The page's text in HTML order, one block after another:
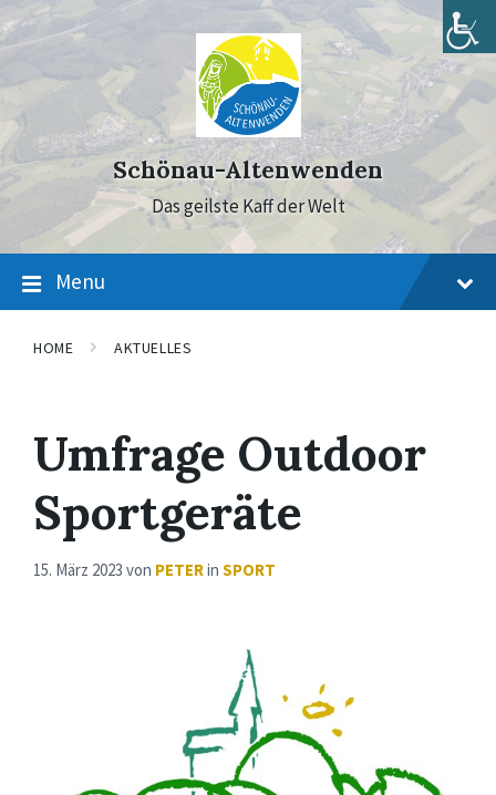
to
content
to
main
navigation
to
footer
Schönau-Altenwenden
Das geilste Kaff der Welt
Menu
HOME AKTUELLES
Umfrage Outdoor
Sportgeräte
15. März 2023 von PETERin SPORT